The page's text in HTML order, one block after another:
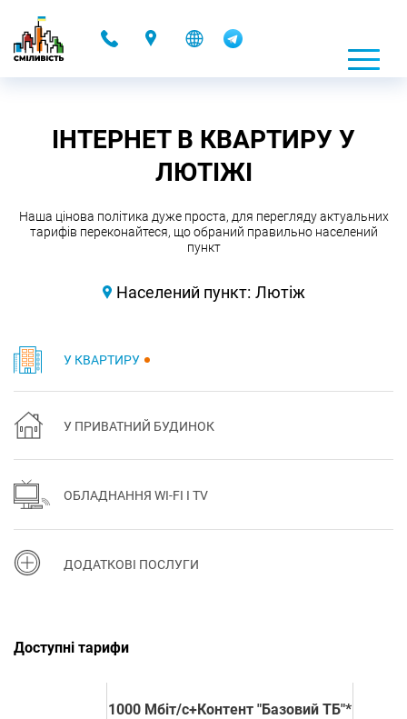
ІНТЕРНЕТ В КВАРТИРУ У
ЛЮТІЖІ
Наша цінова політика дуже проста, для перегляду актуальних
тарифів переконайтеся, що обраний правильно населений
пункт
Населений пункт: Лютіж
У КВАРТИРУ
У ПРИВАТНИЙ БУДИНОК
ОБЛАДНАННЯ WI-FI І TV
ДОДАТКОВІ ПОСЛУГИ
Доступні тарифи
1000 Мбіт/с+Контент "Базовий ТБ"*